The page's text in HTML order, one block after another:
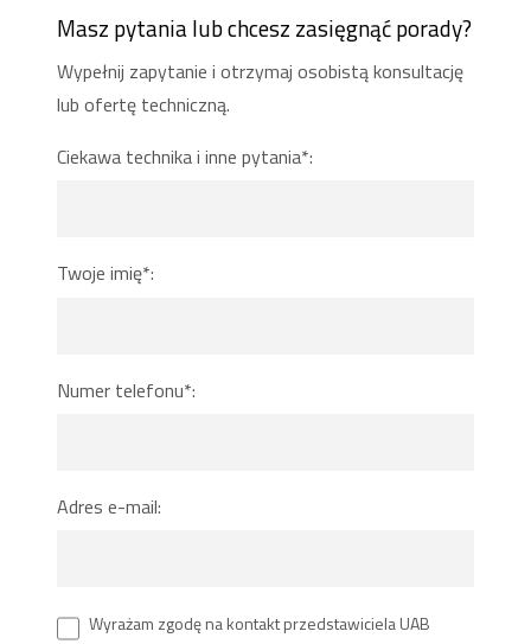
Masz pytania lub chcesz zasięgnąć porady?
Wypełnij zapytanie i otrzymaj osobistą konsultację
lub ofertę techniczną.
Ciekawa technika i inne pytania*:
Twoje imię*:
Numer telefonu*:
Adres e-mail:
Wyrażam zgodę na kontakt przedstawiciela UAB